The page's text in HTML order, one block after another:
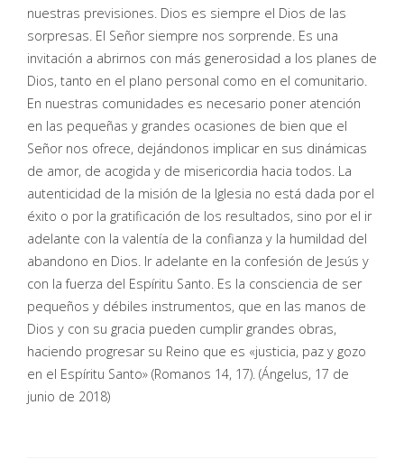
nuestras previsiones. Dios es siempre el Dios de las
sorpresas. El Señor siempre nos sorprende. Es una
invitación a abrirnos con más generosidad a los planes de
Dios, tanto en el plano personal como en el comunitario.
En nuestras comunidades es necesario poner atención
en las pequeñas y grandes ocasiones de bien que el
Señor nos ofrece, dejándonos implicar en sus dinámicas
de amor, de acogida y de misericordia hacia todos. La
autenticidad de la misión de la Iglesia no está dada por el
éxito o por la gratificación de los resultados, sino por el ir
adelante con la valentía de la confianza y la humildad del
abandono en Dios. Ir adelante en la confesión de Jesús y
con la fuerza del Espíritu Santo. Es la consciencia de ser
pequeños y débiles instrumentos, que en las manos de
Dios y con su gracia pueden cumplir grandes obras,
haciendo progresar su Reino que es «justicia, paz y gozo
en el Espíritu Santo» (Romanos 14, 17). (Ángelus, 17 de
junio de 2018)